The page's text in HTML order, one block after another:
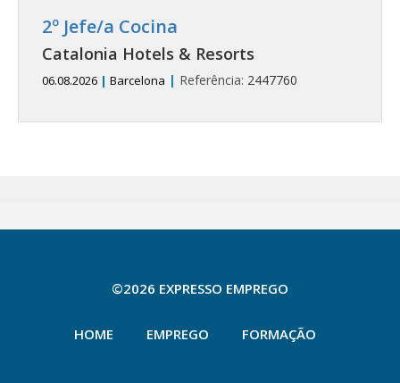
2º Jefe/a Cocina
Catalonia Hotels & Resorts
06.08.2026 | Barcelona | Referência: 2447760
©2026 EXPRESSO EMPREGO
HOME EMPREGO FORMAÇÃO